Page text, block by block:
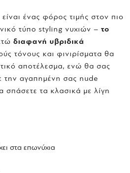
είναι ένας φόρος τιμής στον πιο
τύπο styling νυχιών – το
διαφανή υβριδικά
τόνους και φινιρίσματα θα
αποτέλεσμα, ενώ θα σας
την αγαπημένη σας nude
τα κλασικά με λίγη
στα επωνύχια